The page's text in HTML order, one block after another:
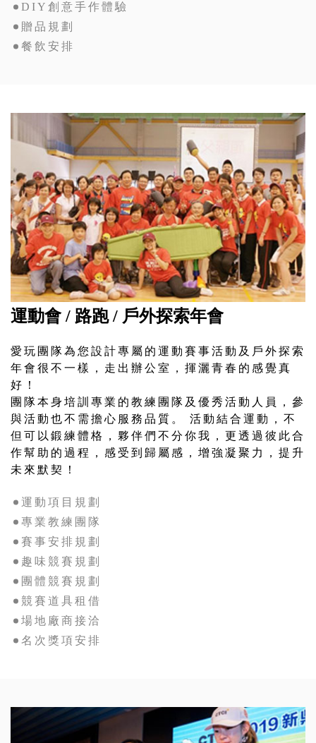
DIY創意手作體驗
贈品規劃
餐飲安排
運動會 / 路跑 / 戶外探索年會
愛玩團隊為您設計專屬的運動賽事活動及戶外探索
年會很不一樣，走出辦公室，揮灑青春的感覺真
好！
團隊本身培訓專業的教練團隊及優秀活動人員，參
與活動也不需擔心服務品質。 活動結合運動，不
但可以鍛練體格，夥伴們不分你我，更透過彼此合
作幫助的過程，感受到歸屬感，增強凝聚力，提升
未來默契！
運動項目規劃
專業教練團隊
賽事安排規劃
趣味競賽規劃
團體競賽規劃
競賽道具租借
場地廠商接洽
名次獎項安排